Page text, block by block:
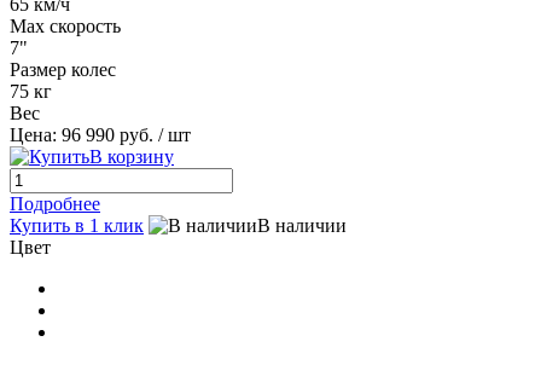
Max скорость
7"
Размер колес
75 кг
Вес
Цена: 96 990 руб. / шт
В корзину
Подробнее
Купить в 1 клик
В наличии
Цвет